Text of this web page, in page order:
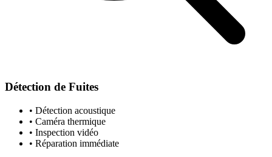
Détection de Fuites
• Détection acoustique
• Caméra thermique
• Inspection vidéo
• Réparation immédiate